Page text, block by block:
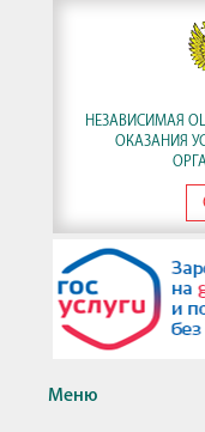
НЕЗАВИСИМАЯ
ОКАЗАНИЯ
Меню